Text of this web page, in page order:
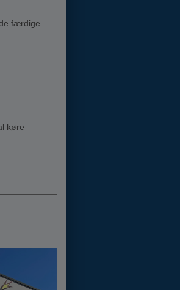
færdige.
køre